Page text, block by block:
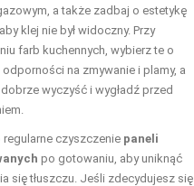
a także zadbaj o estetykę
klej nie był widoczny. Przy
farb kuchennych, wybierz te o
na zmywanie i plamy, a
wyczyść i wygładź przed
regularne czyszczenie paneli
po gotowaniu, aby uniknąć
się tłuszczu. Jeśli zdecydujesz się